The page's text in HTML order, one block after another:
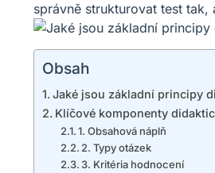
správně strukturovat test
Obsah
Jaké jsou základní principy
Klíčové komponenty
1. Obsahová náplň
2. Typy otázek
3. Kritéria hodnocení